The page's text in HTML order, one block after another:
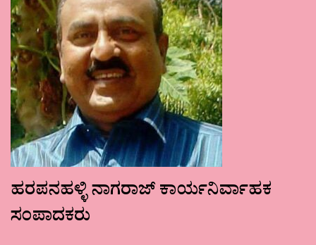
ಹರಪನಹಳ್ಳಿ ನಾಗರಾಜ್ ಕಾರ್ಯನಿರ್ವಾಹಕ
ಸಂಪಾದಕರು